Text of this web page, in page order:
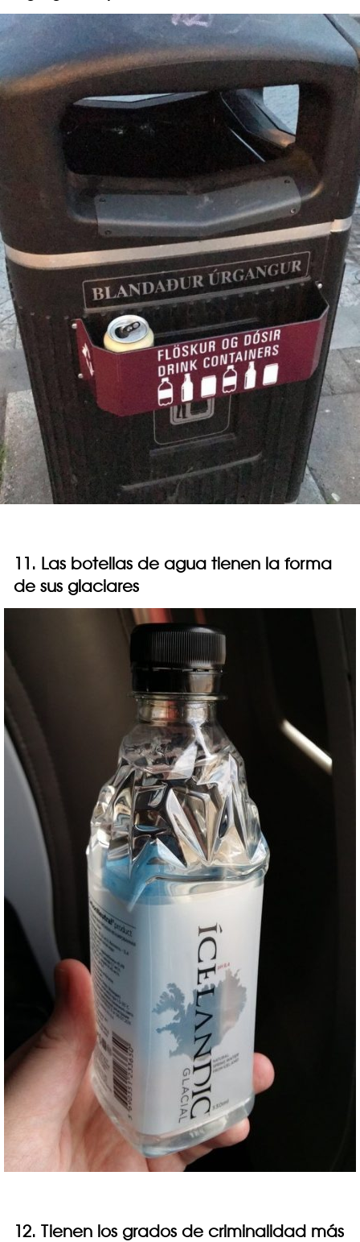
11. Las botellas de agua tienen la forma
de sus glaciares
12. Tienen los grados de criminalidad más